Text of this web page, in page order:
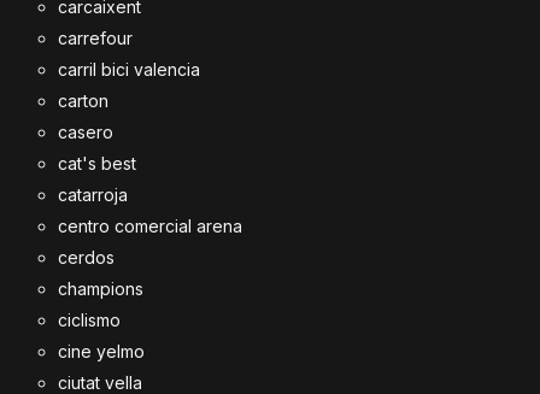
carcaixent
carrefour
carril bici valencia
carton
casero
cat's best
catarroja
centro comercial arena
cerdos
champions
ciclismo
cine yelmo
ciutat vella